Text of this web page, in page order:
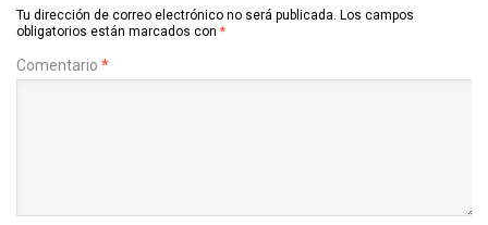
Tu dirección de correo electrónico no será publicada. Los campos
obligatorios están marcados con *
Comentario *